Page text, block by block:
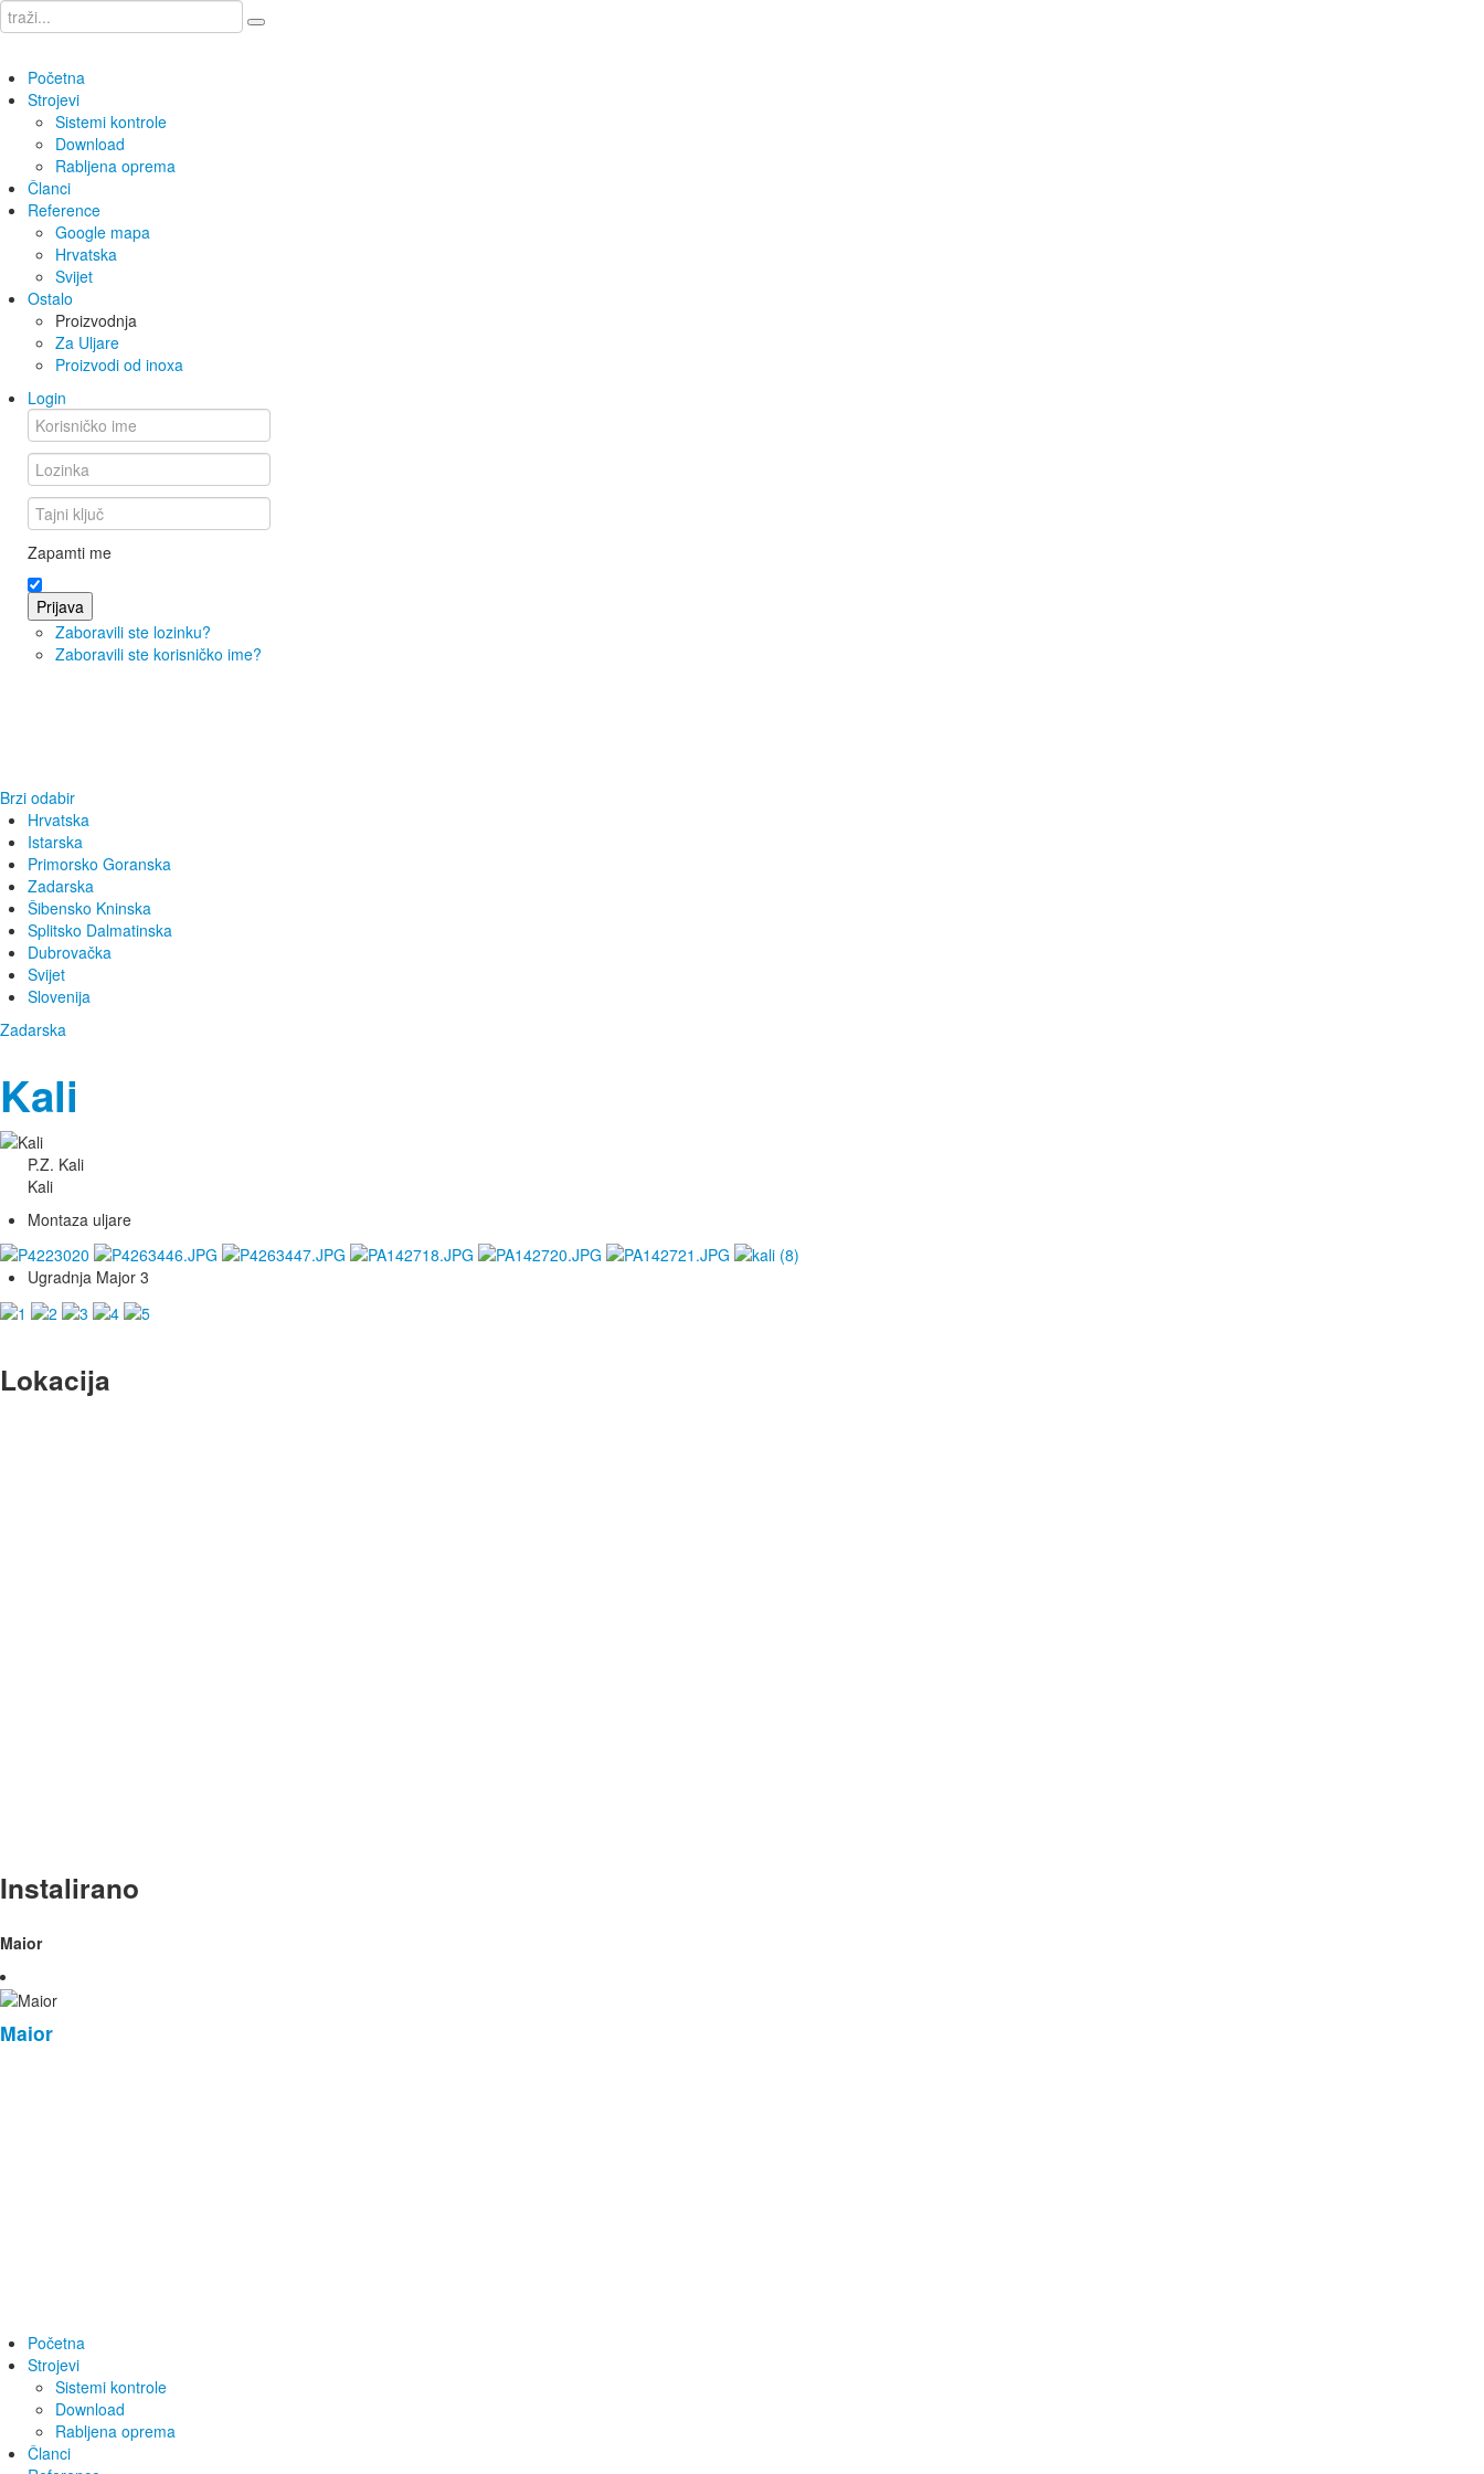
Početna
Strojevi
Sistemi kontrole
Download
Rabljena oprema
Članci
Reference
Google mapa
Hrvatska
Svijet
Ostalo
Proizvodnja
Za Uljare
Proizvodi od inoxa
Login
Zapamti me
Prijava
Zaboravili ste lozinku?
Zaboravili ste korisničko ime?
Brzi odabir
Hrvatska
Istarska
Primorsko Goranska
Zadarska
Šibensko Kninska
Splitsko Dalmatinska
Dubrovačka
Svijet
Slovenija
Zadarska
Kali
P.Z. Kali
Kali
Montaza uljare
Ugradnja Major 3
Lokacija
Instalirano
Maior
Maior
Početna
Strojevi
Sistemi kontrole
Download
Rabljena oprema
Članci